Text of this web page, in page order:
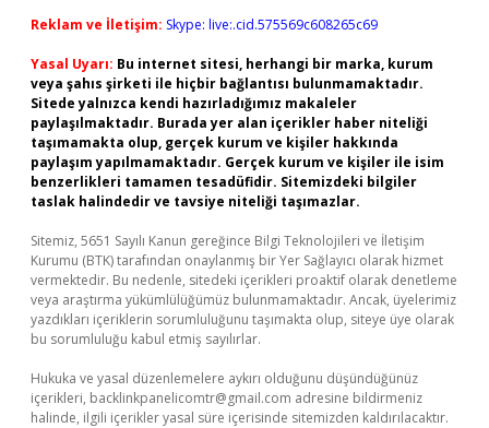
Reklam ve İletişim: Skype: live:.cid.575569c608265c69
Yasal Uyarı: Bu internet sitesi, herhangi bir marka, kurum
veya şahıs şirketi ile hiçbir bağlantısı bulunmamaktadır.
Sitede yalnızca kendi hazırladığımız makaleler
paylaşılmaktadır. Burada yer alan içerikler haber niteliği
taşımamakta olup, gerçek kurum ve kişiler hakkında
paylaşım yapılmamaktadır. Gerçek kurum ve kişiler ile isim
benzerlikleri tamamen tesadüfidir. Sitemizdeki bilgiler
taslak halindedir ve tavsiye niteliği taşımazlar.
Sitemiz, 5651 Sayılı Kanun gereğince Bilgi Teknolojileri ve İletişim
Kurumu (BTK) tarafından onaylanmış bir Yer Sağlayıcı olarak hizmet
vermektedir. Bu nedenle, sitedeki içerikleri proaktif olarak denetleme
veya araştırma yükümlülüğümüz bulunmamaktadır. Ancak, üyelerimiz
yazdıkları içeriklerin sorumluluğunu taşımakta olup, siteye üye olarak
bu sorumluluğu kabul etmiş sayılırlar.
Hukuka ve yasal düzenlemelere aykırı olduğunu düşündüğünüz
içerikleri, backlinkpanelicomtr@gmail.com adresine bildirmeniz
halinde, ilgili içerikler yasal süre içerisinde sitemizden kaldırılacaktır.